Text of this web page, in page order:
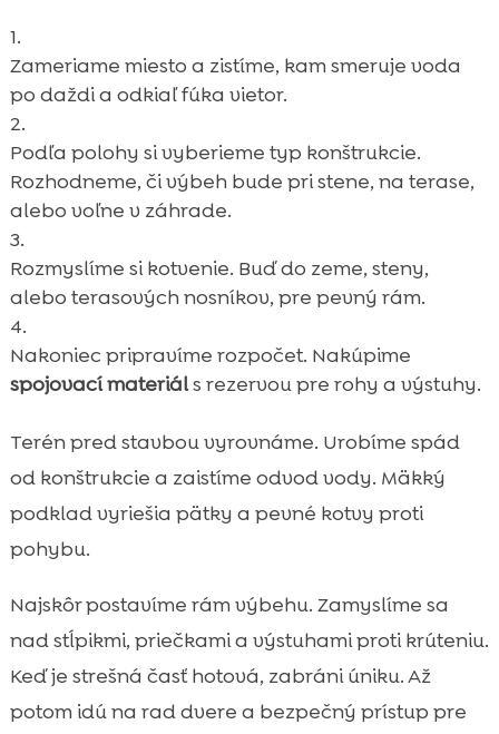
Zameriame miesto a zistíme, kam smeruje voda
po daždi a odkiaľ fúka vietor.
Podľa polohy si vyberieme typ konštrukcie.
Rozhodneme, či výbeh bude pri stene, na terase,
alebo voľne v záhrade.
Rozmyslíme si kotvenie. Buď do zeme, steny,
alebo terasových nosníkov, pre pevný rám.
Nakoniec pripravíme rozpočet. Nakúpime
spojovací materiáls rezervou pre rohy a výstuhy.
Terén pred stavbou vyrovnáme. Urobíme spád
od konštrukcie a zaistíme odvod vody. Mäkký
podklad vyriešia pätky a pevné kotvy proti
pohybu.
Najskôr postavíme rám výbehu. Zamyslíme sa
nad stĺpikmi, priečkami a výstuhami proti krúteniu.
Keď je strešná časť hotová, zabráni úniku. Až
potom idú na rad dvere a bezpečný prístup pre